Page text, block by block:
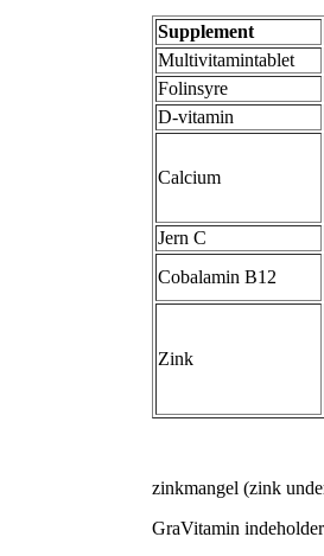
Supplement
Multivitamintablet
Folinsyre
D-vitamin
Calcium
Jern C
Cobalamin B12
Zink
zinkmangel (zink
GraVitamin